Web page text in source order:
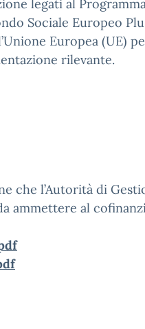
legati al
Sociale Europeo
Europea (UE)
rilevante.
che l’Autorità di
ammettere al